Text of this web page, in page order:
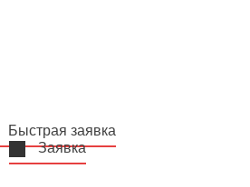
Быстрая заявка
Заявка